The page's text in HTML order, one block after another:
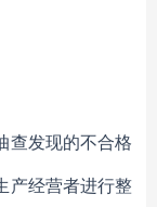
查发现的不合格
产经营者进行整